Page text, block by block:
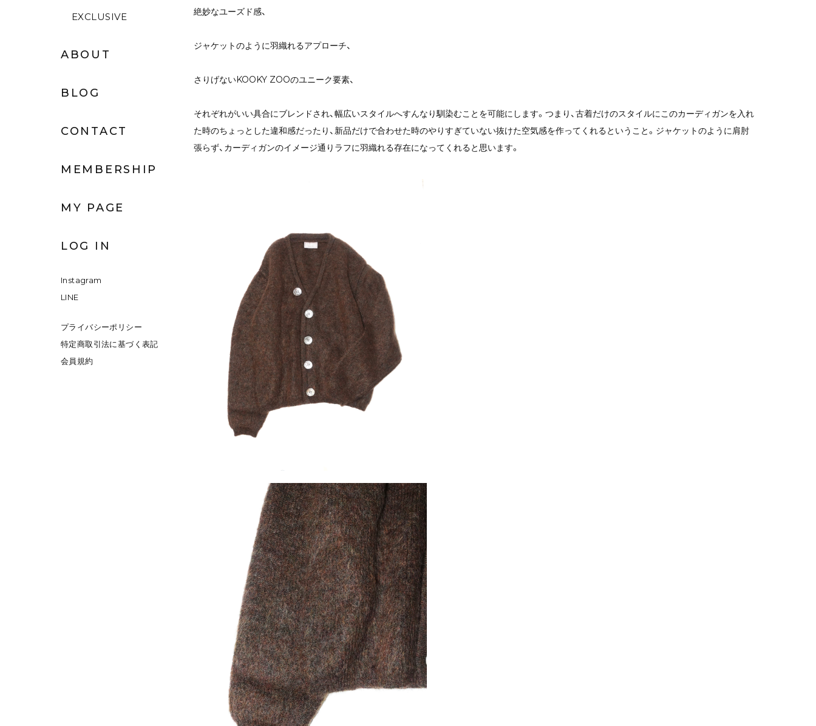
EXCLUSIVE
ABOUT
BLOG
CONTACT
MEMBERSHIP
MY PAGE
LOG IN
Instagram
LINE
プライバシーポリシー
特定商取引法に基づく表記
会員規約
絶妙なユーズド感、
ジャケットのように羽織れるアプローチ、
さりげないKOOKY ZOOのユニーク要素、
それぞれがいい具合にブレンドされ、幅広いスタイルへすんなり馴染むことを可能にします。つまり、古着だけのスタイルにこのカーディガンを入れ
た時のちょっとした違和感だったり、新品だけで合わせた時のやりすぎていない抜けた空気感を作ってくれるということ。ジャケットのように肩肘
張らず、カーディガンのイメージ通りラフに羽織れる存在になってくれると思います。